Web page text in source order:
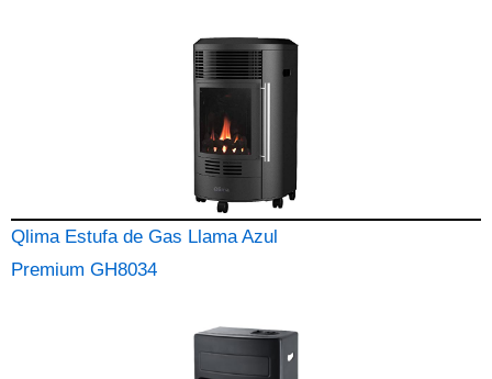
Qlima Estufa de Gas Llama Azul
Premium GH8034